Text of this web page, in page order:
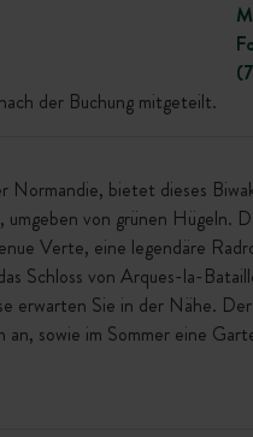
der Buchung mitgeteilt.
Normandie, bietet dieses
von grünen Hügeln.
Verte, eine legendäre
Schloss von Arques-la-
erwarten Sie in der Nähe.
sowie im Sommer eine